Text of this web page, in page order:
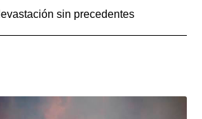
sin precedentes